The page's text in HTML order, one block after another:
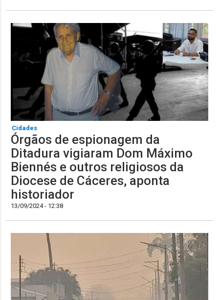
Cidades
Órgãos de espionagem da
Ditadura vigiaram Dom Máximo
Biennés e outros religiosos da
Diocese de Cáceres, aponta
historiador
13/09/2024 - 12:38